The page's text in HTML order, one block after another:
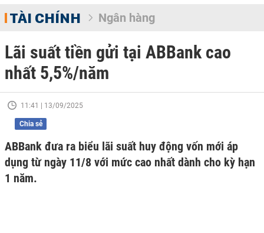
TÀI CHÍNH Ngân hàng
Lãi suất tiền gửi tại ABBank cao
nhất 5,5%/năm
11:41 | 13/09/2025
Chia sẻ
ABBank đưa ra biểu lãi suất huy động vốn mới áp
dụng từ ngày 11/8 với mức cao nhất dành cho kỳ hạn
1 năm.